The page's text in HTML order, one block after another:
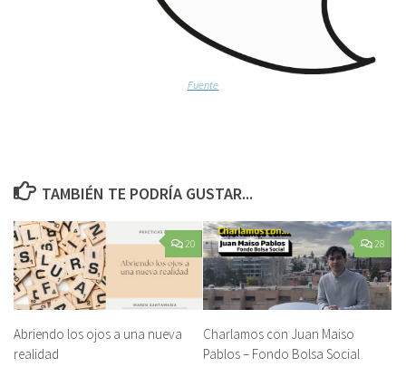
Fuente
TAMBIÉN TE PODRÍA GUSTAR...
20
Abriendo los ojos a una nueva
realidad
28
Charlamos con Juan Maiso
Pablos – Fondo Bolsa Social